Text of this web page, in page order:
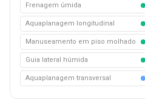
Frenagem úmida
Aquaplanagem longitudinal
Manuseamento em piso molhado
Guia lateral húmida
Aquaplanagem transversal